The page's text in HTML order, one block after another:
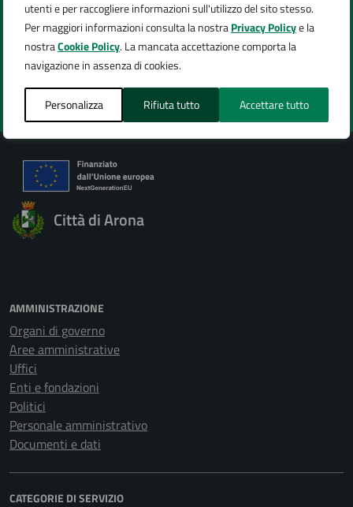
utenti e per raccogliere informazioni sull'utilizzo del sito stesso.
Per maggiori informazioni consulta la nostraPrivacy Policye la
nostraCookie Policy. La mancata accettazione comporta la
navigazione in assenza di cookies.
Personalizza Rifiuta tutto Accettare tutto
Quanto sono chiare le informazioni su questa
pagina?
Valuta 5 stelle su 5
Valuta 4 stelle su 5
Valuta 3 stelle su 5
Valuta 2 stelle su 5
Valuta 1 stelle su 5
Città di Arona
AMMINISTRAZIONE
Organi di governo
Aree amministrative
Uffici
Enti e fondazioni
Politici
Personale amministrativo
Documenti e dati
CATEGORIE DI SERVIZIO